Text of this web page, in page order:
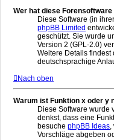
Wer hat diese
Diese Software (in
phpBB Limited
geschützt. Sie wurde
Version 2 (GPL-2.0)
Weitere Details findest
deutschsprachige
Nach oben
Warum ist Funktion x oder y
Diese Software wurde
denkst, dass eine
besuche phpBB Ideas,
Vorschläge abgeben